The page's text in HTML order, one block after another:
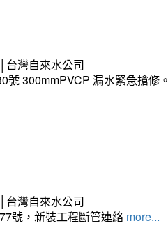
台灣自來水公司
號 300mmPVCP 漏水緊急搶修。
台灣自來水公司
號，新裝工程斷管連絡 more...